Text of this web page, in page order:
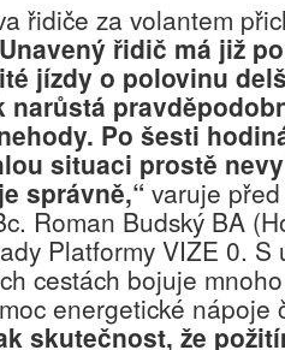
řidiče za volantem
řidič má již
jízdy o polovinu
narůstá
Po šesti
situaci prostě
správně,“ varuje
Roman Budský BA
Platformy VIZE 0. S
cestách bojuje
energetické nápoje
skutečnost, že